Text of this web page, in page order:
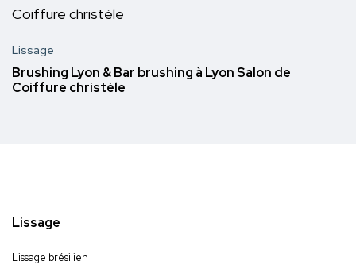
Lissage
Brushing Lyon & Bar brushing à Lyon Salon de
Coiffure christèle
Lissage
Lissage brésilien